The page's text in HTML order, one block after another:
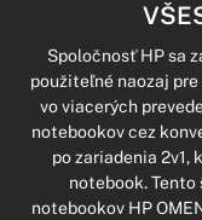
Spoločnosť HP sa
použiteľné naozaj
vo viacerých
notebookov cez
po zariadenia 2v1,
notebook. Tento
notebookov HP